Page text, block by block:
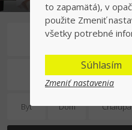
Predaj/
Byt Dom Chalupa
to zapamätá), v
použite Zmeniť
všetky potrebné
Súhlasím
Zmeniť nastavenia